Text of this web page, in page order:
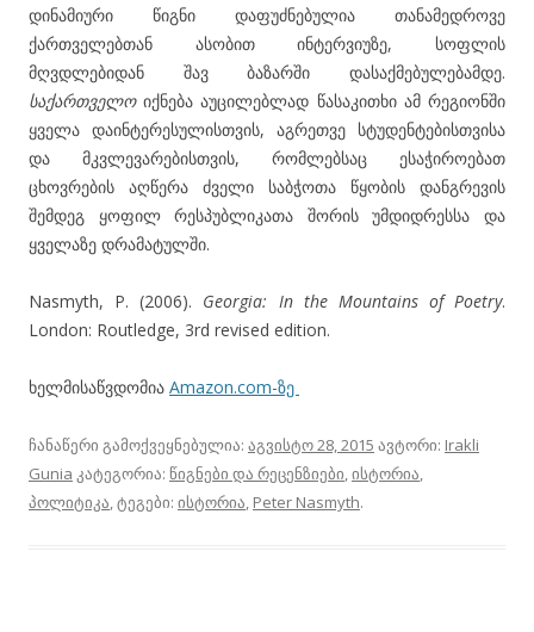
დინამიური წიგნი დაფუძნებულია თანამედროვე
ქართველებთან ასობით ინტერვიუზე, სოფლის
მღვდლებიდან შავ ბაზარში დასაქმებულებამდე.
საქართველოიქნება აუცილებლად წასაკითხი ამ რეგიონში
ყველა დაინტერესულისთვის, აგრეთვე სტუდენტებისთვისა
და მკვლევარებისთვის, რომლებსაც ესაჭიროებათ
ცხოვრების აღწერა ძველი საბჭოთა წყობის დანგრევის
შემდეგ ყოფილ რესპუბლიკათა შორის უმდიდრესსა და
ყველაზე დრამატულში.
Nasmyth, P. (2006). Georgia: In the Mountains of Poetry.
London: Routledge, 3rd revised edition.
ხელმისაწვდომია Amazon.com-ზე
ჩანაწერი გამოქვეყნებულია: აგვისტო 28, 2015 ავტორი: Irakli
Gunia კატეგორია: წიგნები და რეცენზიები,ისტორია,
პოლიტიკა, ტეგები: ისტორია, Peter Nasmyth.